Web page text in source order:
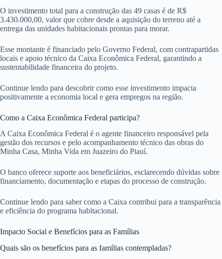
O investimento total para a construção das 49 casas é de R$
3.430.000,00, valor que cobre desde a aquisição do terreno até a
entrega das unidades habitacionais prontas para morar.
Esse montante é financiado pelo Governo Federal, com contrapartidas
locais e apoio técnico da Caixa Econômica Federal, garantindo a
sustentabilidade financeira do projeto.
Continue lendo para descobrir como esse investimento impacta
positivamente a economia local e gera empregos na região.
Como a Caixa Econômica Federal participa?
A Caixa Econômica Federal é o agente financeiro responsável pela
gestão dos recursos e pelo acompanhamento técnico das obras do
Minha Casa, Minha Vida em Juazeiro do Piauí.
O banco oferece suporte aos beneficiários, esclarecendo dúvidas sobre
financiamento, documentação e etapas do processo de construção.
Continue lendo para saber como a Caixa contribui para a transparência
e eficiência do programa habitacional.
Impacto Social e Benefícios para as Famílias
Quais são os benefícios para as famílias contempladas?